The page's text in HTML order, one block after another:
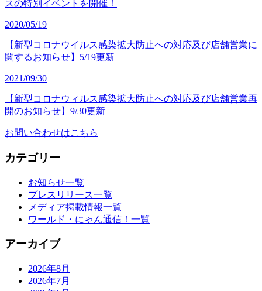
スの特別イベントを開催！
2020/05/19
【新型コロナウイルス感染拡大防止への対応及び店舗営業に
関するお知らせ】5/19更新
2021/09/30
【新型コロナウィルス感染拡大防止への対応及び店舗営業再
開のお知らせ】9/30更新
お問い合わせはこちら
カテゴリー
お知らせ一覧
プレスリリース一覧
メディア掲載情報一覧
ワールド・にゃん通信！一覧
アーカイブ
2026年8月
2026年7月